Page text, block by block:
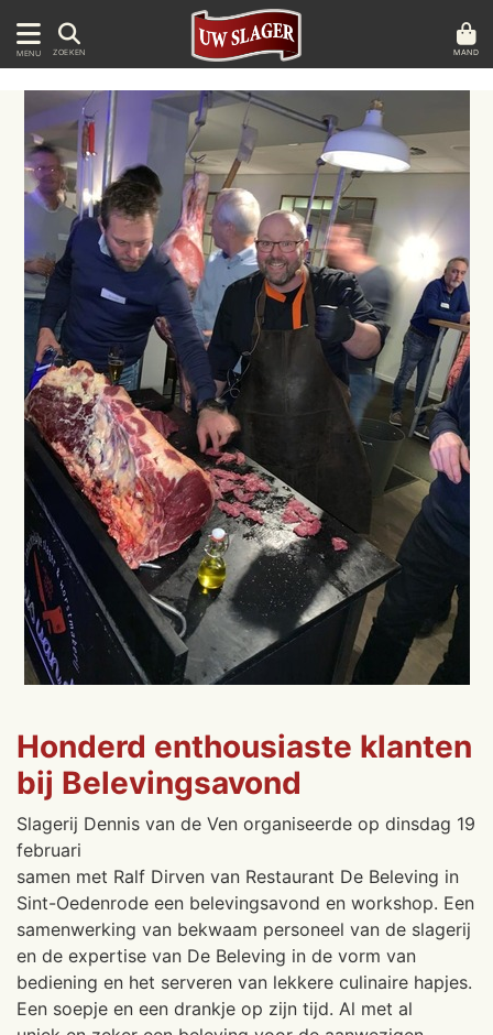
MENU ZOEKEN MAND
Honderd enthousiaste klanten
bij Belevingsavond
Slagerij Dennis van de Ven organiseerde op dinsdag 19
februari
samen met Ralf Dirven van Restaurant De Beleving in
Sint-Oedenrode een belevingsavond en workshop. Een
samenwerking van bekwaam personeel van de slagerij
en de expertise van De Beleving in de vorm van
bediening en het serveren van lekkere culinaire hapjes.
Een soepje en een drankje op zijn tijd. Al met al